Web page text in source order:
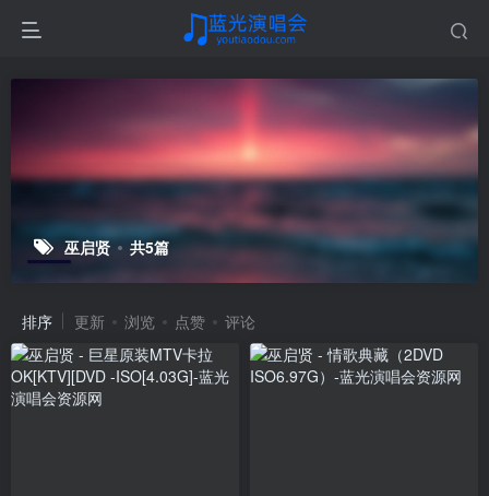
巫启贤 共5篇
排序 更新 浏览 点赞 评论